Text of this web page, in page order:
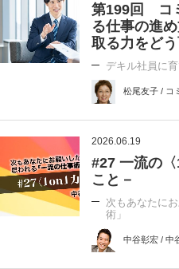
第199回 コ
る仕事の進
取る力をどう
デキル社員に
松尾友子 / コ
2026.06.19
#27 一流の
こと－
次もあなたに
術」
中谷彰宏 / 中